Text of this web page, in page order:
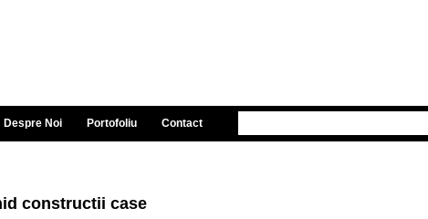
Despre Noi Portofoliu Contact
constructii case